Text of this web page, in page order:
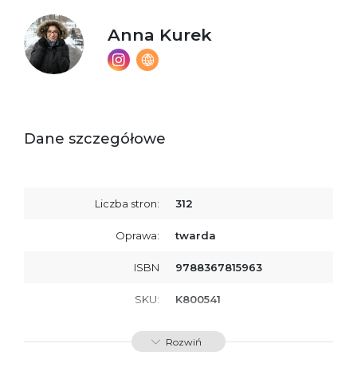
Anna Kurek
Dane szczegółowe
Liczba stron: 312
Oprawa: twarda
ISBN 9788367815963
SKU: K800541
Producent / Osoby
odpowiedzialne za
Wydawnictwo Poznańskie
Sp. z o.o.
Rozwiń